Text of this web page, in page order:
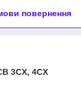
повернення
3CX, 4CX